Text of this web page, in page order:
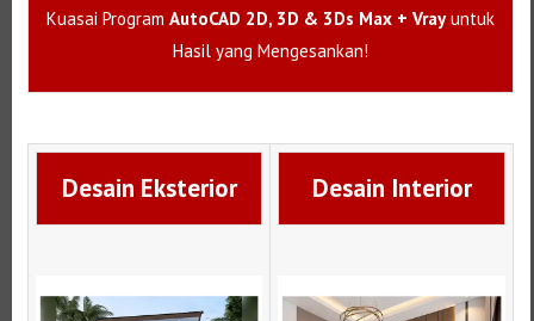
Kuasai ProgramAutoCAD 2D, 3D & 3Ds Max + Vrayuntuk
Hasil yang Mengesankan!
Desain Eksterior Desain Interior